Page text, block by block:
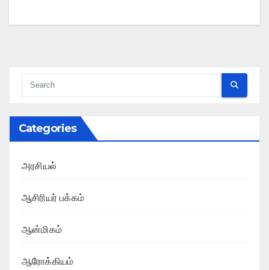
Categories
அரசியல்
ஆசிரியர் பக்கம்
ஆன்மிகம்
ஆரோக்கியம்